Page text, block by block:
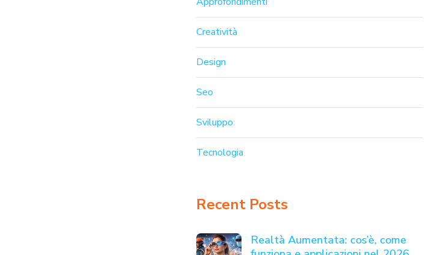
Creatività
Design
Seo
Sviluppo
Tecnologia
Recent Posts
Realtà Aumentata: cos’è, come